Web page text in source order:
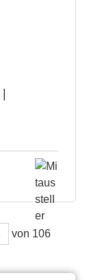
von